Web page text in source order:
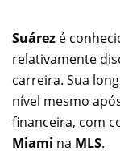
Suárez é
relativamente
carreira. Sua
nível mesmo
financeira, com
Miami na MLS.